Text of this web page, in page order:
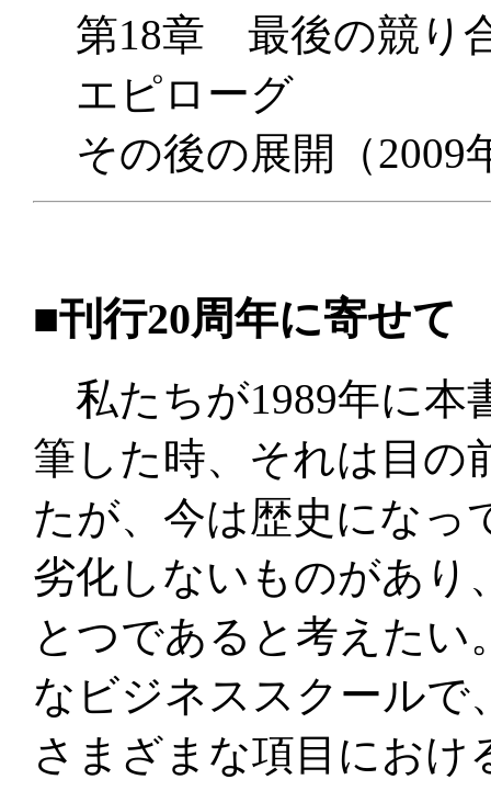
第18章 最後の競り
エピローグ
その後の展開（2009
■刊行20周年に寄せて
私たちが1989年に本
筆した時、それは目の
たが、今は歴史になっ
劣化しないものがあり
とつであると考えたい
なビジネススクールで
さまざまな項目におけ